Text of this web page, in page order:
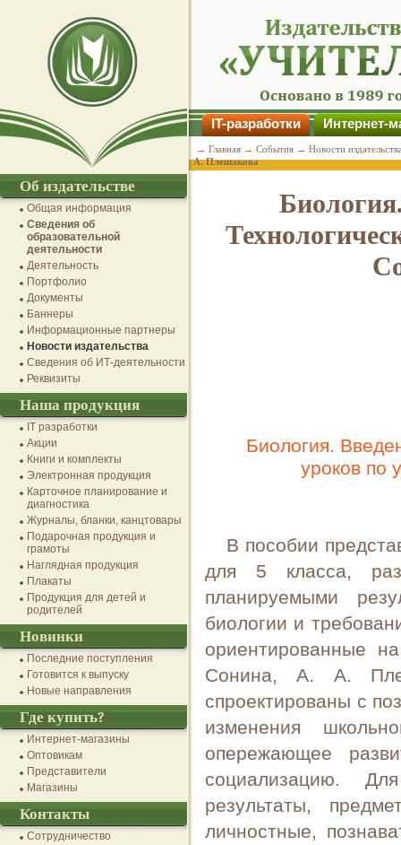
Биология.
уроков по
В пособии
для 5 класса,
планируемыми
биологии и
ориентированные
Сонина, А. А.
спроектированы с
изменения
опережающее
социализацию.
результаты,
личностные,
IT-разработки Интернет-
→ Главная → События → Новости
А. Плешакова
Об издательстве
Общая информация
Сведения об
образовательной
деятельности
Деятельность
Портфолио
Документы
Баннеры
Информационные партнеры
Новости издательства
Сведения об ИТ-деятельности
Реквизиты
Наша продукция
IT разработки
Акции
Книги и комплекты
Электронная продукция
Карточное планирование и
диагностика
Журналы, бланки, канцтовары
Подарочная продукция и
грамоты
Наглядная продукция
Плакаты
Продукция для детей и
родителей
Новинки
Последние поступления
Готовится к выпуску
Новые направления
Где купить?
Интернет-магазины
Оптовикам
Представители
Магазины
Контакты
Сотрудничество